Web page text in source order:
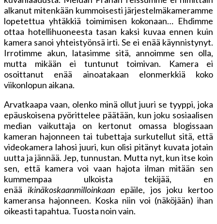
alkanut mitenkään kummoisesti järjestelmäkameramme
lopetettua yhtäkkiä toimimisen kokonaan… Ehdimme
ottaa hotellihuoneesta tasan kaksi kuvaa ennen kuin
kamera sanoi yhteistyönsä irti. Se ei enää käynnistynyt.
Irrotimme akun, latasimme sitä, annoimme sen olla,
mutta mikään ei tuntunut toimivan. Kamera ei
osoittanut enää ainoatakaan elonmerkkiä koko
viikonlopun aikana.
Arvatkaapa vaan, olenko minä ollut juuri se tyyppi, joka
epäuskoisena pyörittelee päätään, kun joku sosiaalisen
median vaikuttaja on kertonut omassa blogissaan
kameran hajonneen tai tubettaja surkutellut sitä, että
videokamera lahosi juuri, kun olisi pitänyt kuvata jotain
uutta ja jännää. Jep, tunnustan. Mutta nyt, kun itse koin
sen, että kamera voi vaan hajota ilman mitään sen
kummempaa ulkoista tekijää, en
enää ikinäkoskaanmilloinkaan epäile, jos joku kertoo
kameransa hajonneen. Koska niin voi (näköjään) ihan
oikeasti tapahtua. Tuosta noin vain.